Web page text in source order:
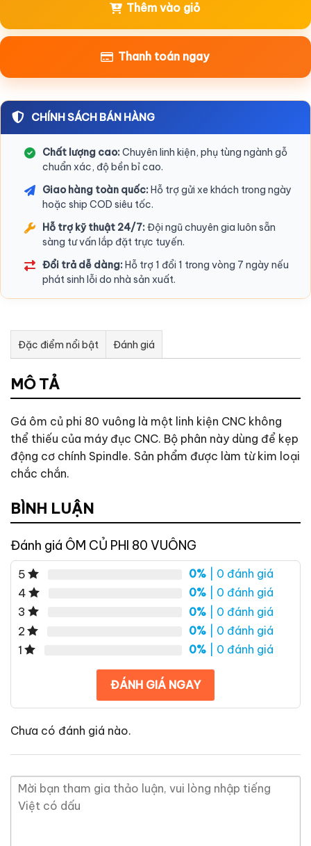
Thêm vào giỏ
Thanh toán ngay
CHÍNH SÁCH BÁN HÀNG
Chất lượng cao:Chuyên linh kiện, phụ tùng ngành gỗ
chuẩn xác, độ bền bỉ cao.
Giao hàng toàn quốc:Hỗ trợ gửi xe khách trong ngày
hoặc ship COD siêu tốc.
Hỗ trợ kỹ thuật 24/7:Đội ngũ chuyên gia luôn sẵn
sàng tư vấn lắp đặt trực tuyến.
Đổi trả dễ dàng:Hỗ trợ 1 đổi 1 trong vòng 7 ngày nếu
phát sinh lỗi do nhà sản xuất.
Đặc điểm nổi bật Đánh giá
Tư vấn & bán hàng qua Facebook
MÔ TẢ
Gá ôm củ phi 80 vuông là một linh kiện CNC không
thể thiếu của máy đục CNC. Bộ phân này dùng để kẹp
động cơ chính Spindle. Sản phẩm được làm từ kim loại
chắc chắn.
BÌNH LUẬN
Đánh giá ÔM CỦ PHI 80 VUÔNG
5 0% | 0 đánh giá
4
0% | 0 đánh giá
3
0% | 0 đánh giá
2
0% | 0 đánh giá
1
0% | 0 đánh giá
ĐÁNH GIÁ NGAY
Chưa có đánh giá nào.